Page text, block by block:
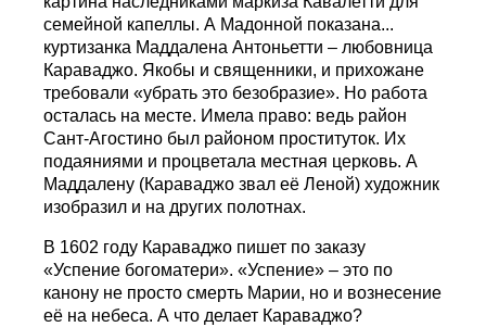
семейной капеллы. А Мадонной показана...
куртизанка Маддалена Антоньетти – любовница
Караваджо. Якобы и священники, и прихожане
требовали «убрать это безобразие». Но работа
осталась на месте. Имела право: ведь район
Сант-Агостино был районом проституток. Их
подаяниями и процветала местная церковь. А
Маддалену (Караваджо звал её Леной) художник
изобразил и на других полотнах.
В 1602 году Караваджо пишет по заказу
«Успение богоматери». «Успение» – это по
канону не просто смерть Марии, но и вознесение
её на небеса. А что делает Караваджо?